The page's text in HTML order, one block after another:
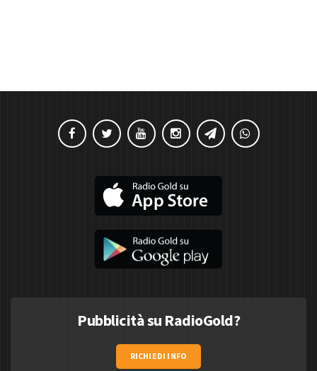
Pubblicità su RadioGold?
RICHIEDI INFO